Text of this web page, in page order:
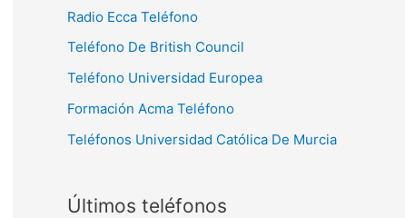
Radio Ecca Teléfono
Teléfono De British Council
Teléfono Universidad Europea
Formación Acma Teléfono
Teléfonos Universidad Católica De Murcia
Últimos teléfonos